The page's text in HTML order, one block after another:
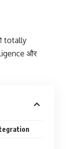
totally
और